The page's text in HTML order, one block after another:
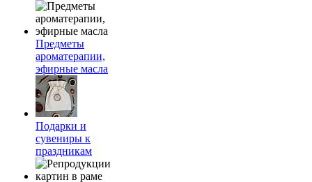
Предметы
ароматерапии,
эфирные масла
Подарки и
сувениры к
праздникам